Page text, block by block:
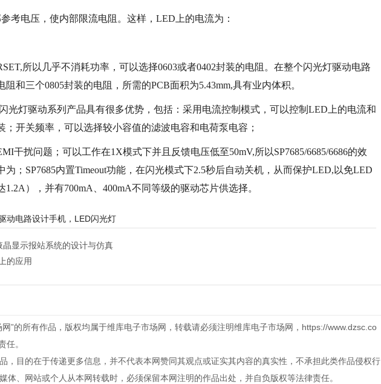
电压，使内部限流电阻。这样，LED上的电流为：
所以几乎不消耗功率，可以选择0603或者0402封装的电阻。在整个闪光灯驱动电路
和三个0805封装的电阻，所需的PCB面积为5.43mm,具有业内体积。
灯驱动系列产品具有很多优势，包括：采用电流控制模式，可以控制LED上的电流和
；开关频率，可以选择较小容值的滤波电容和电荷泵电容；
扰问题；可以工作在1X模式下并且反馈电压低至50mV,所以SP7685/6685/6686的效
；SP7685内置Timeout功能，在闪光模式下2.5秒后自动关机，从而保护LED,以免LED
），并有700mA、400mA不同等级的驱动芯片供选择。
动电路设计手机，LED闪光灯
显示报站系统的设计与仿真
的应用
网”的所有作品，版权均属于维库电子市场网，转载请必须注明维库电子市场网，https://www.dzsc.co
任。
，目的在于传递更多信息，并不代表本网赞同其观点或证实其内容的真实性，不承担此类作品侵权行
体、网站或个人从本网转载时，必须保留本网注明的作品出处，并自负版权等法律责任。